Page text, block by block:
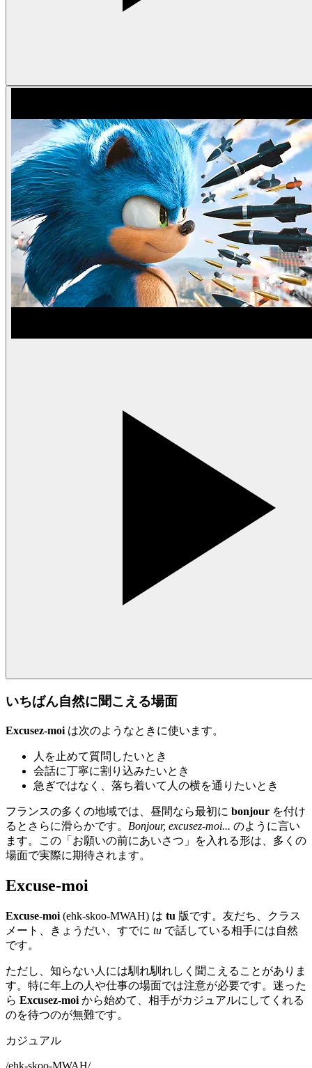
いちばん自然に聞こえる場面
Excusez-moi は次のようなときに使います。
人を止めて質問したいとき
会話に丁寧に割り込みたいとき
急ぎではなく、落ち着いて人の横を通りたいとき
フランスの多くの地域では、昼間なら最初に bonjour を付け
るとさらに滑らかです。 Bonjour, excusez-moi... のように言い
ます。この「お願いの前にあいさつ」を入れる形は、多くの
場面で実際に期待されます。
Excuse-moi
Excuse-moi (ehk-skoo-MWAH) は tu 版です。友だち、クラス
メート、きょうだい、すでに tu で話している相手には自然
です。
ただし、知らない人には馴れ馴れしく聞こえることがありま
す。特に年上の人や仕事の場面では注意が必要です。迷った
ら Excusez-moi から始めて、相手がカジュアルにしてくれる
のを待つのが無難です。
カジュアル